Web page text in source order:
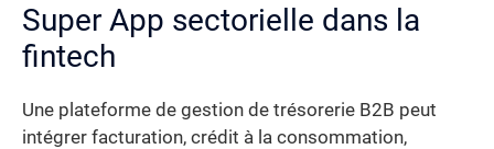
Super App sectorielle dans la
fintech
Une plateforme de gestion de trésorerie B2B peut
intégrer facturation, crédit à la consommation,